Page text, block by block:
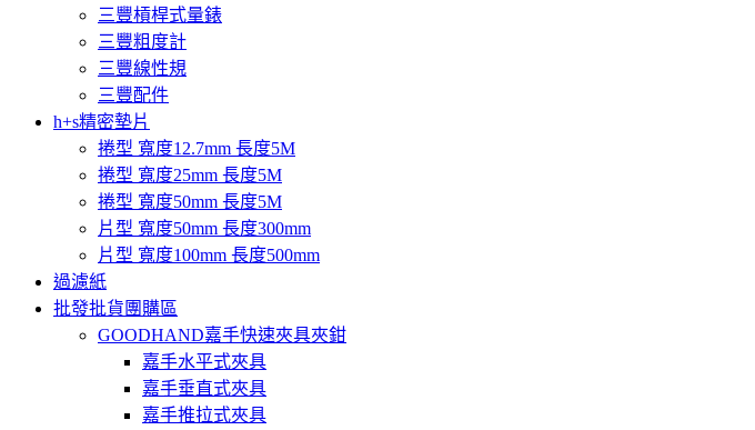
三豐槓桿式量錶
三豐粗度計
三豐線性規
三豐配件
h+s精密墊片
捲型 寬度12.7mm 長度5M
捲型 寬度25mm 長度5M
捲型 寬度50mm 長度5M
片型 寬度50mm 長度300mm
片型 寬度100mm 長度500mm
過濾紙
批發批貨團購區
GOODHAND嘉手快速夾具夾鉗
嘉手水平式夾具
嘉手垂直式夾具
嘉手推拉式夾具